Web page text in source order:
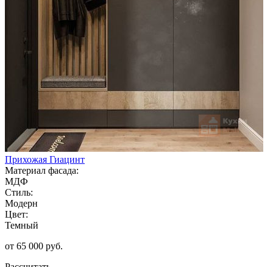
Прихожая Гиацинт
Материал фасада:
МДФ
Стиль:
Модерн
Цвет:
Темный
от 65 000 руб.